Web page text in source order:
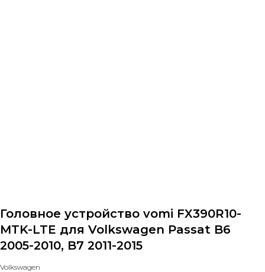
Головное устройство vomi FX390R10-
MTK-LTE для Volkswagen Passat B6
2005-2010, B7 2011-2015
Volkswagen